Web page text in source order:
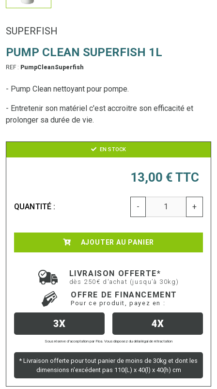
SUPERFISH
PUMP CLEAN SUPERFISH 1L
REF : PumpCleanSuperfish
- Pump Clean nettoyant pour pompe.
- Entretenir son matériel c'est accroitre son efficacité et
prolonger sa durée de vie.
EN STOCK
13,00 € TTC
QUANTITÉ : - +
AJOUTER AU PANIER
LIVRAISON OFFERTE*
dès 250€ d'achat (jusqu’à 30kg)
OFFRE DE FINANCEMENT
Pour ce produit, payez en :
3X 4X
Sous réserve d’acceptation par Floa. Vous disposez du délai légal de rétractation
* Livraison offerte pour tout panier de moins de 30kg et dont les
dimensions n'excédent pas 110(L) x 40(l) x 40(h) cm